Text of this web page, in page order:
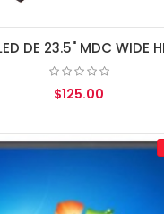
$125.00
AGREGAR AL CARRITO